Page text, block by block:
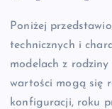
Poniżej
technicznych i
modelach z
wartości mogą się
konfiguracji, roku